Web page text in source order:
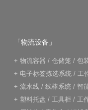
「物流设备」
+ 物流容器 / 仓储笼 / 包
+ 电子标签拣选系统 / 工
+ 流水线 / 线棒系统 / 智
+ 塑料托盘 / 工具柜 / 工